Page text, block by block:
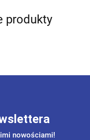
produkty
nowościami!